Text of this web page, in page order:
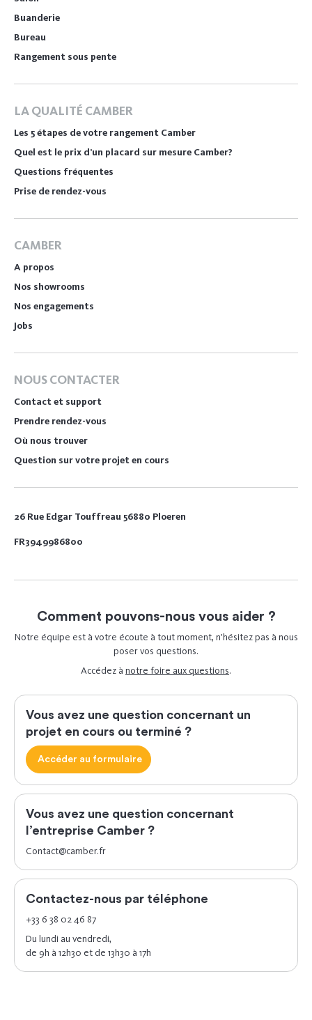
Buanderie
Bureau
Rangement sous pente
LA QUALITÉ CAMBER
Les 5 étapes de votre rangement Camber
Quel est le prix d’un placard sur mesure Camber?
Questions fréquentes
Prise de rendez-vous
CAMBER
A propos
Nos showrooms
Nos engagements
Jobs
NOUS CONTACTER
Contact et support
Prendre rendez-vous
Où nous trouver
Question sur votre projet en cours
26 Rue Edgar Touffreau 56880 Ploeren
FR3949986800
Comment pouvons-nous vous aider ?
Notre équipe est à votre écoute à tout moment, n’hésitez pas à nous
poser vos questions.
Accédez à notre foire aux questions.
Vous avez une question concernant un
projet en cours ou terminé ?
Accéder au formulaire
Vous avez une question concernant
l’entreprise Camber ?
Contact@camber.fr
Contactez-nous par téléphone
+33 6 38 02 46 87
Du lundi au vendredi,
de 9h à 12h30 et de 13h30 à 17h